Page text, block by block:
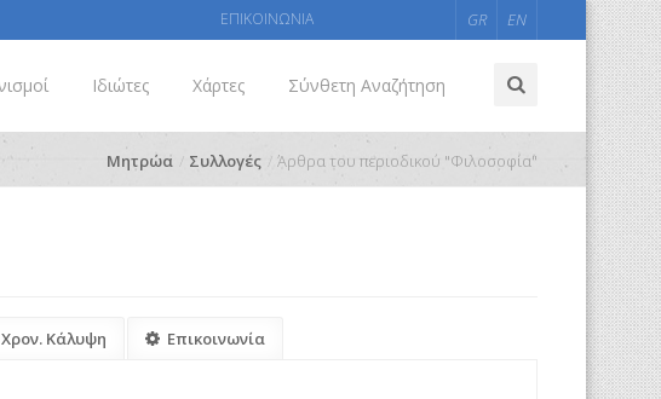
ΕΠΙΚΟΙΝΩΝΙΑ GR EN
Ιδιώτες Χάρτες Σύνθετη Αναζήτηση
Μητρώα Συλλογές Άρθρα του περιοδικού "Φιλοσοφία"
Χρον. Κάλυψη Επικοινωνία